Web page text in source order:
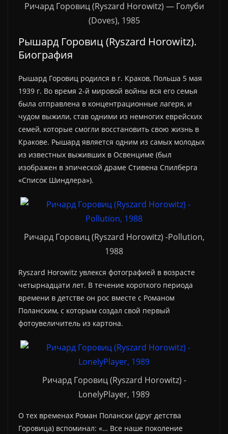
Ричард Горовиц (Ryszard Horowitz) — Голуби
(Doves), 1985
Рышард Горовиц (Ryszard Horowitz).
Биография
Рышард Горовиц родился в г. Краков, Польша 5 мая
1939 г. Во время 2-й мировой войны вся его семья
была отправлена в концентрационные лагеря, и
чудом выжили, став одними из немногих еврейских
семей, которые смогли восстановить свою жизнь в
Кракове. Рышард является одним из самых молодых
из известных выживших в Освенциме (был
изображен в эпической драме Стивена Спилберга
«Список Шиндлера»).
Ричард Горовиц (Ryszard Horowitz) -Pollution,
1988
Ryszard Horowitz увлекся фотографией в возрасте
четырнадцати лет. В течение короткого периода
времени в детстве он рос вместе с Романом
Поланским, с которым создал свой первый
фотоувеличитель из картона.
Ричард Горовиц (Ryszard Horowitz) -
LonelyPlayer, 1989
О тех временах Роман Полански (друг детства
Горовица) вспоминал: «… Все наше поколение